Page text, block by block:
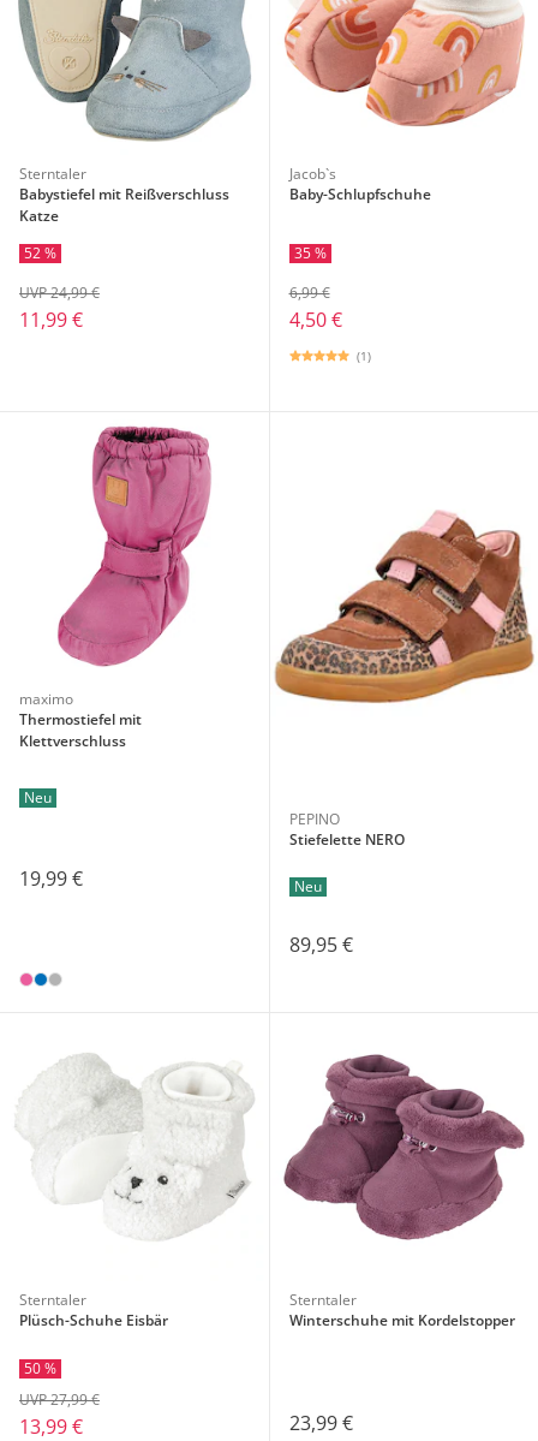
Sterntaler
Babystiefel mit Reißverschluss
Katze
52 %
11,99 €
UVP 24,99 €
Jacob`s
Baby-Schlupfschuhe
35 %
6,99 €
4,50 €
(1)
maximo
Thermostiefel mit
Klettverschluss
Neu
19,99 €
PEPINO
Stiefelette NERO
Neu
89,95 €
Sterntaler
Plüsch-Schuhe Eisbär
50 %
13,99 €
UVP 27,99 €
Sterntaler
Winterschuhe mit Kordelstopper
23,99 €